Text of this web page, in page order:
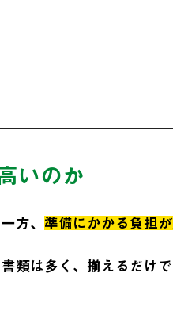
いのか
方、 準備にかかる負担
類は多く、揃えるだけ